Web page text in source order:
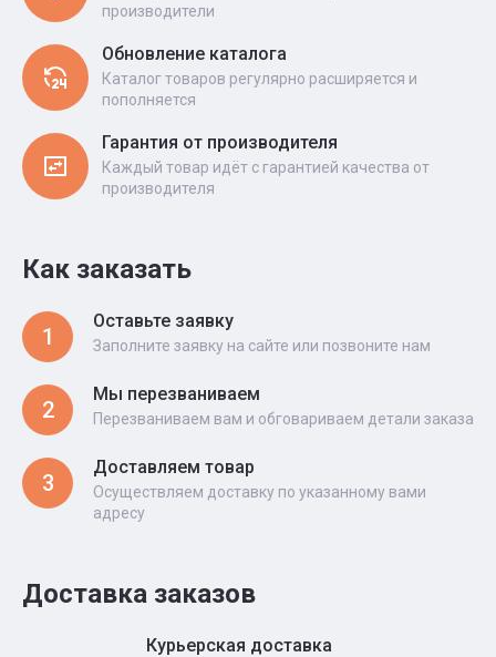
производители
Обновление каталога
Каталог товаров регулярно расширяется и
пополняется
Гарантия от производителя
Каждый товар идёт с гарантией качества от
производителя
Как заказать
1
Оставьте заявку
Заполните заявку на сайте или позвоните нам
2
Мы перезваниваем
Перезваниваем вам и обговариваем детали заказа
3
Доставляем товар
Осуществляем доставку по указанному вами
адресу
Доставка заказов
Курьерская доставка